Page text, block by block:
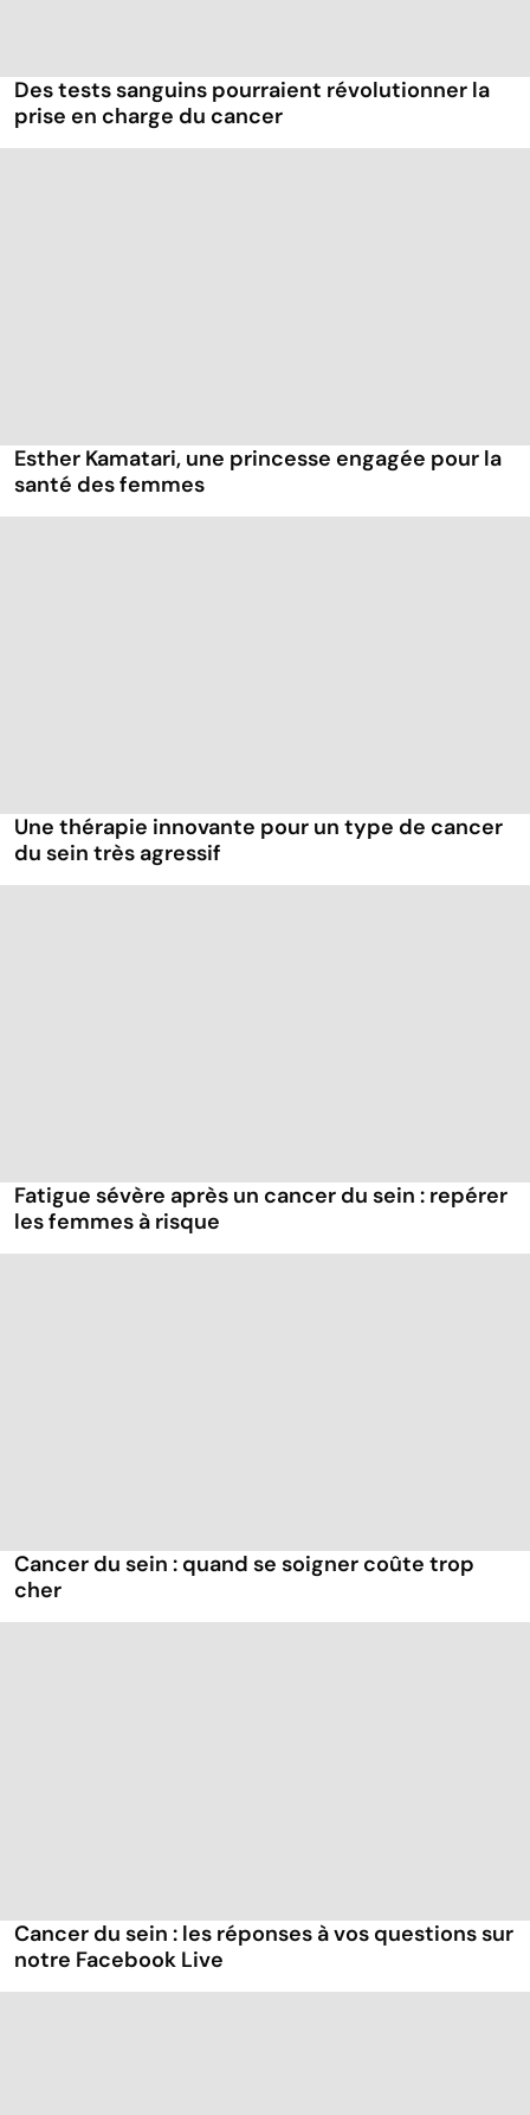
Des tests sanguins pourraient révolutionner la
prise en charge du cancer
Esther Kamatari, une princesse engagée pour la
santé des femmes
Une thérapie innovante pour un type de cancer
du sein très agressif
Fatigue sévère après un cancer du sein : repérer
les femmes à risque
Cancer du sein : quand se soigner coûte trop
cher
Cancer du sein : les réponses à vos questions sur
notre Facebook Live